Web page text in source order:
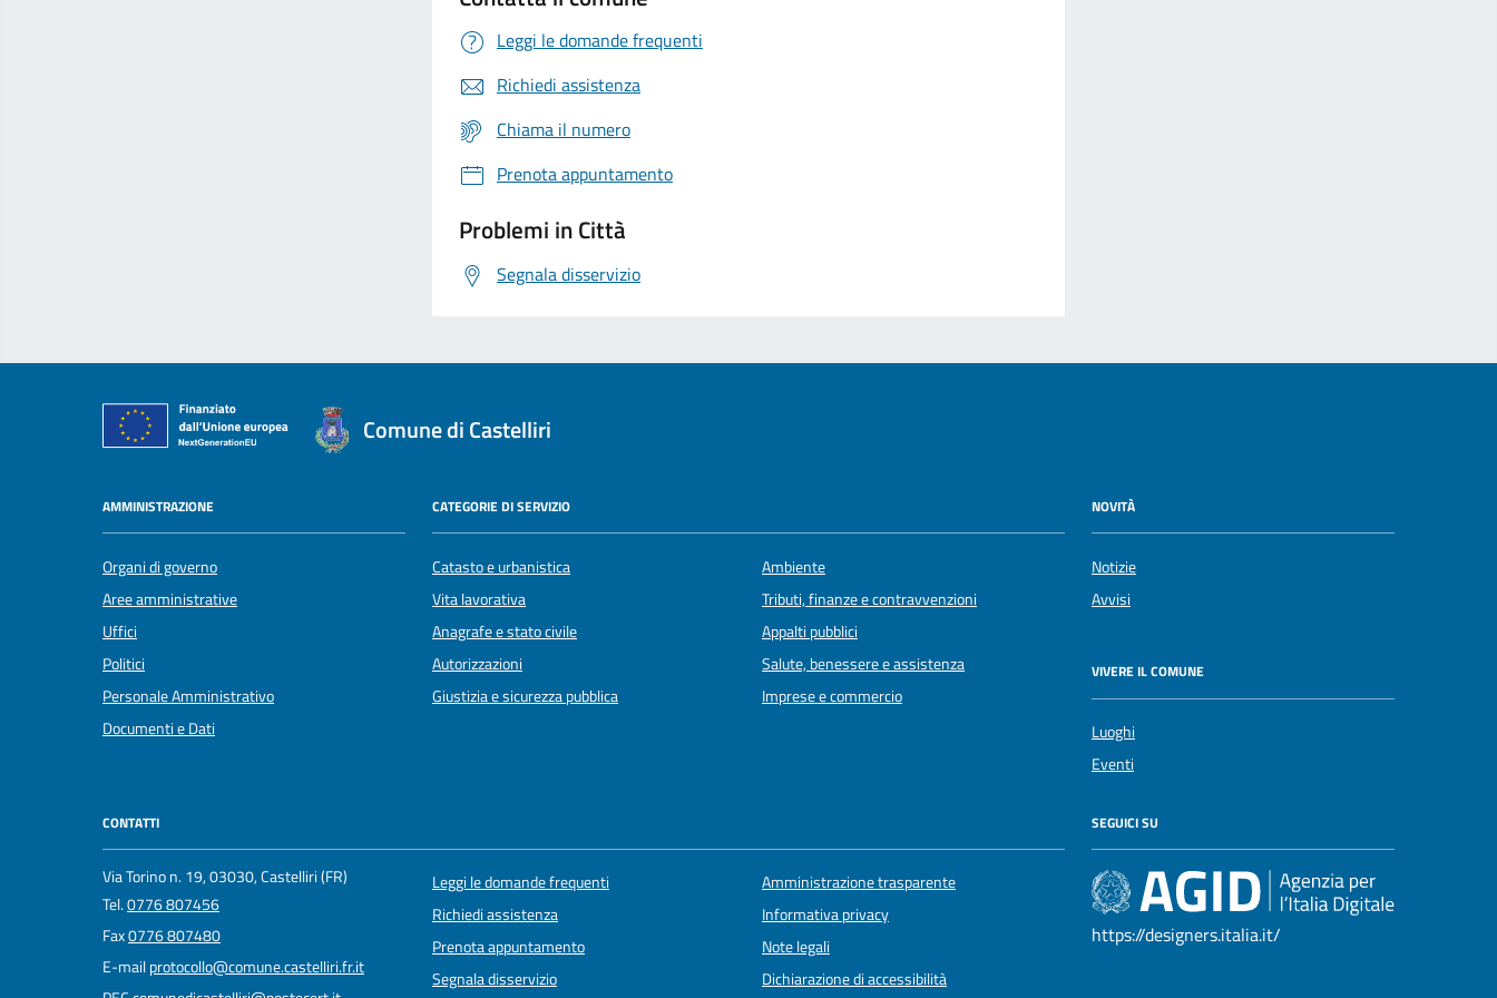
Leggi le domande frequenti
Richiedi assistenza
Chiama il numero
Prenota appuntamento
Problemi in Città
Segnala disservizio
Comune di Castelliri
AMMINISTRAZIONE
Organi di governo
Aree amministrative
Uffici
Politici
Personale Amministrativo
Documenti e Dati
CATEGORIE DI SERVIZIO
Catasto e urbanistica
Vita lavorativa
Anagrafe e stato civile
Autorizzazioni
Giustizia e sicurezza pubblica
Ambiente
Tributi, finanze e contravvenzioni
Appalti pubblici
Salute, benessere e assistenza
Imprese e commercio
NOVITÀ
Notizie
Avvisi
VIVERE IL COMUNE
Luoghi
Eventi
CONTATTI
Via Torino n. 19, 03030, Castelliri (FR)
Tel.0776 807456
Fax0776 807480
E-mailprotocollo@comune.castelliri.fr.it
Leggi le domande frequenti
Richiedi assistenza
Prenota appuntamento
Segnala disservizio
Amministrazione trasparente
Informativa privacy
Note legali
Dichiarazione di accessibilità
SEGUICI SU
https://designers.italia.it/